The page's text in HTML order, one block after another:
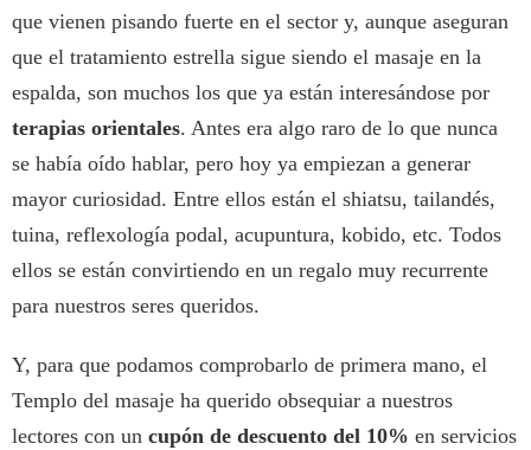
que vienen pisando fuerte en el sector y, aunque aseguran
que el tratamiento estrella sigue siendo el masaje en la
espalda, son muchos los que ya están interesándose por
terapias orientales. Antes era algo raro de lo que nunca
se había oído hablar, pero hoy ya empiezan a generar
mayor curiosidad. Entre ellos están el shiatsu, tailandés,
tuina, reflexología podal, acupuntura, kobido, etc. Todos
ellos se están convirtiendo en un regalo muy recurrente
para nuestros seres queridos.
Y, para que podamos comprobarlo de primera mano, el
Templo del masaje ha querido obsequiar a nuestros
lectores con un cupón de descuento del 10% en servicios